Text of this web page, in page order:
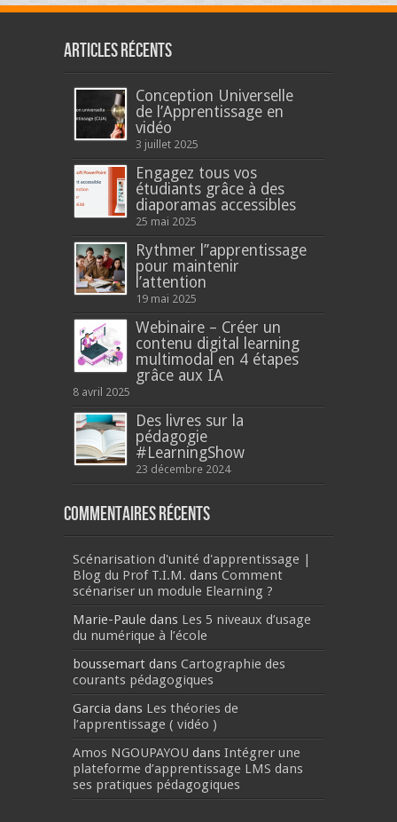
Articles récents
Conception Universelle
de l’Apprentissage en
vidéo
3 juillet 2025
Engagez tous vos
étudiants grâce à des
diaporamas accessibles
25 mai 2025
Rythmer l’’apprentissage
pour maintenir
l’attention
19 mai 2025
Webinaire – Créer un
contenu digital learning
multimodal en 4 étapes
grâce aux IA
8 avril 2025
Des livres sur la
pédagogie
#LearningShow
23 décembre 2024
Commentaires récents
Scénarisation d'unité d'apprentissage |
Blog du Prof T.I.M. dans Comment
scénariser un module Elearning ?
Marie-Paule dans Les 5 niveaux d’usage
du numérique à l’école
boussemart dans Cartographie des
courants pédagogiques
Garcia dans Les théories de
l’apprentissage ( vidéo )
Amos NGOUPAYOU dans Intégrer une
plateforme d’apprentissage LMS dans
ses pratiques pédagogiques